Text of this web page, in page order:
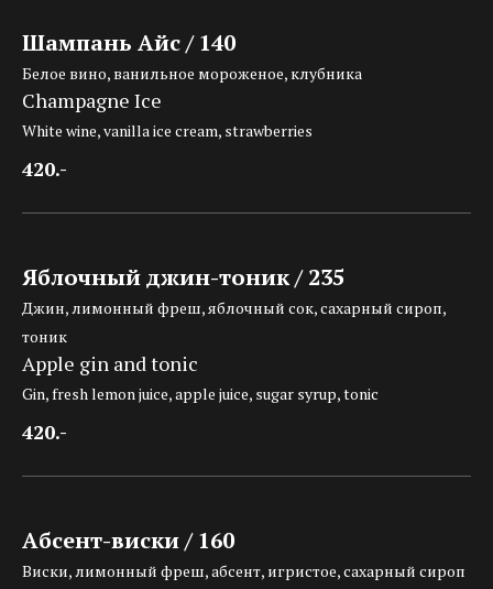
Шампань Айс / 140
Белое вино, ванильное мороженое, клубника
Champagne Ice
White wine, vanilla ice cream, strawberries
420.-
Яблочный джин-тоник / 235
Джин, лимонный фреш, яблочный сок, сахарный сироп,
тоник
Apple gin and tonic
Gin, fresh lemon juice, apple juice, sugar syrup, tonic
420.-
Абсент-виски / 160
Виски, лимонный фреш, абсент, игристое, сахарный сироп